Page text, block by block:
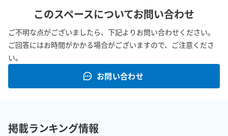
このスペースについてお問い合わせ
ご不明な点がございましたら、下記よりお問い合わせください。
ご回答にはお時間がかかる場合がございますので、ご注意くださ
い。
お問い合わせ
掲載ランキング情報